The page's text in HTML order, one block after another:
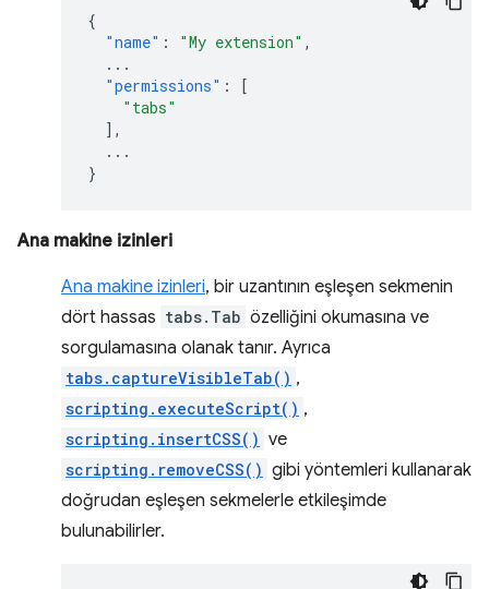
{
"name" : "My extension" ,
...
"permissions" :
[
"tabs"
],
...
}
Ana makine izinleri
Ana makine izinleri, bir uzantının eşleşen sekmenin
dört hassas tabs.Tab özelliğini okumasına ve
sorgulamasına olanak tanır. Ayrıca
tabs.captureVisibleTab() ,
scripting.executeScript() ,
scripting.insertCSS() ve
scripting.removeCSS() gibi yöntemleri kullanarak
doğrudan eşleşen sekmelerle etkileşimde
bulunabilirler.